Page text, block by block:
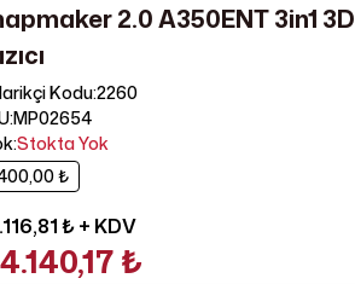
2.0 A350ENT 3in1 3D
Kodu:2260
:MP02654
:Stokta Yok
₺
₺+ KDV
₺